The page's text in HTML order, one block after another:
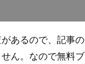
あるので、記事の
ん。なので無料ブ